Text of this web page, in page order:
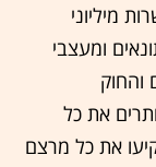
מיליוני
ומעצבי
והחוק
את כל
את כל מרצם